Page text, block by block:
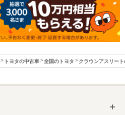
トヨタの中古車 全国のトヨタ クラウンアスリー